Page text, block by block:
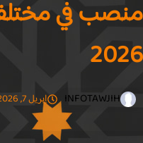
في
INFOTAWJIH إبريل 7, 2026